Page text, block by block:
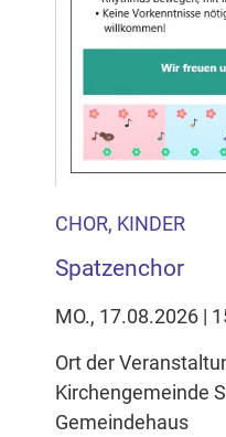
CHOR, KINDER
Spatzenchor
MO., 17.08.2026 |
Ort der
Kirchengemeinde
Gemeindehaus